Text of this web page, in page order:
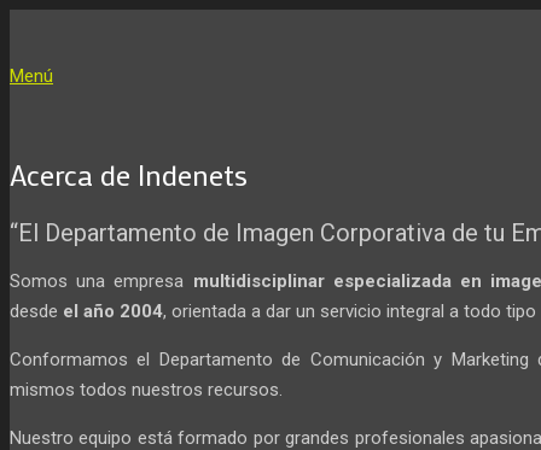
Menú
Acerca de Indenets
El Departamento de Imagen Corporativa de tu
Somos una empresa multidisciplinar especializada en
desde el año 2004, orientada a dar un servicio integral a todo
Conformamos el Departamento de Comunicación y
mismos todos nuestros recursos.
Nuestro equipo está formado por grandes profesionales